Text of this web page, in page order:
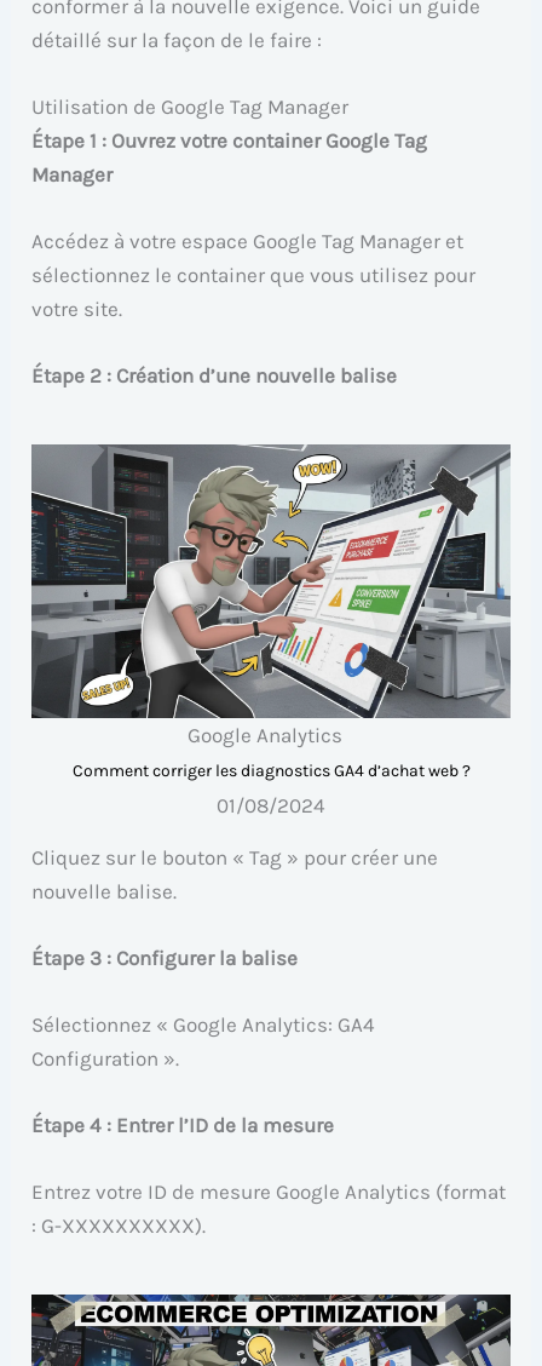
conformer à la nouvelle exigence. Voici un guide
détaillé sur la façon de le faire :
Utilisation de Google Tag Manager
Étape 1 : Ouvrez votre container Google Tag
Manager
Accédez à votre espace Google Tag Manager et
sélectionnez le container que vous utilisez pour
votre site.
Étape 2 : Création d’une nouvelle balise
Google Analytics
Comment corriger les diagnostics GA4 d’achat web ?
01/08/2024
Cliquez sur le bouton « Tag » pour créer une
nouvelle balise.
Étape 3 : Configurer la balise
Sélectionnez « Google Analytics: GA4
Configuration ».
Étape 4 : Entrer l’ID de la mesure
Entrez votre ID de mesure Google Analytics (format
: G-XXXXXXXXXX).